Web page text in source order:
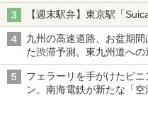
【週末駅弁】東京駅「
九州の高速道路、お盆期
た渋滞予測。東九州道へ
フェラーリを手がけたピ
ン。南海電鉄が新たな「